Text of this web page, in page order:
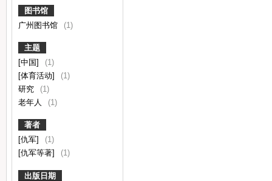
图书馆
广州图书馆
(1)
主题
[中国]
(1)
[体育活动]
(1)
研究
(1)
老年人
(1)
著者
[仇军]
(1)
[仇军等著]
(1)
出版日期